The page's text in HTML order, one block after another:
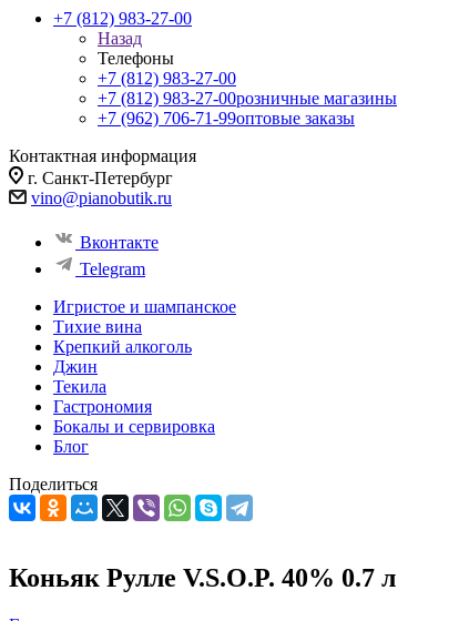
+7 (812) 983-27-00
Назад
Телефоны
+7 (812) 983-27-00
+7 (812) 983-27-00розничные магазины
+7 (962) 706-71-99оптовые заказы
Контактная информация
г. Санкт-Петербург
vino@pianobutik.ru
Вконтакте
Telegram
Игристое и шампанское
Тихие вина
Крепкий алкоголь
Джин
Текила
Гастрономия
Бокалы и сервировка
Блог
Поделиться
Коньяк Рулле V.S.O.P. 40% 0.7 л